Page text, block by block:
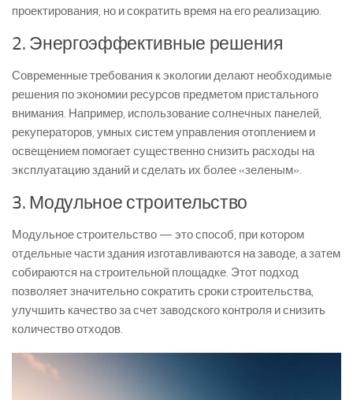
проектирования, но и сократить время на его реализацию.
2. Энергоэффективные решения
Современные требования к экологии делают необходимые
решения по экономии ресурсов предметом пристального
внимания. Например, использование солнечных панелей,
рекуператоров, умных систем управления отоплением и
освещением помогает существенно снизить расходы на
эксплуатацию зданий и сделать их более «зеленым».
3. Модульное строительство
Модульное строительство — это способ, при котором
отдельные части здания изготавливаются на заводе, а затем
собираются на строительной площадке. Этот подход
позволяет значительно сократить сроки строительства,
улучшить качество за счет заводского контроля и снизить
количество отходов.